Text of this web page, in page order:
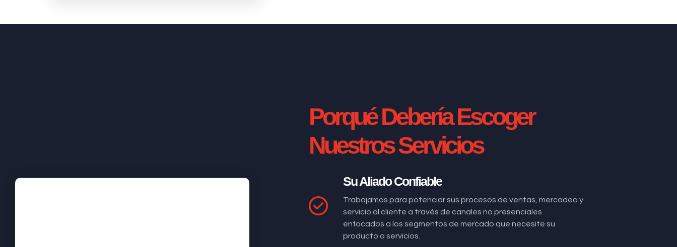
Porqué Debería Escoger
Nuestros Servicios
Su Aliado Confiable
Trabajamos para potenciar sus procesos de ventas, mercadeo y
servicio al cliente a través de canales no presenciales
enfocados a los segmentos de mercado que necesite su
producto o servicios.